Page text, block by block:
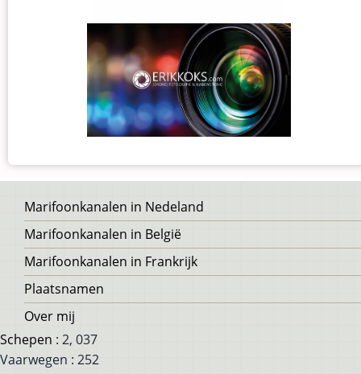
Voet
Marifoonkanalen in Nedeland
Marifoonkanalen in België
Marifoonkanalen in Frankrijk
Plaatsnamen
Over mij
Schepen : 2, 037
Vaarwegen : 252